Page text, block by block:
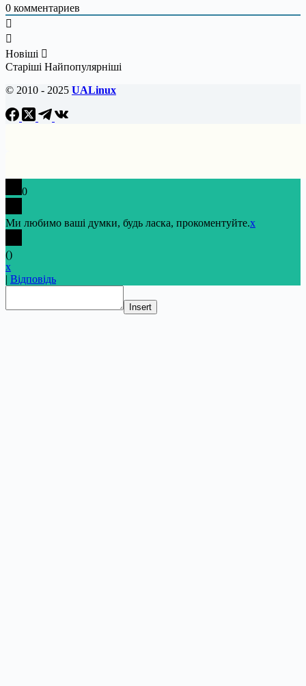
0 комментариев
Новіші
Старіші Найпопулярніші
© 2010 - 2025 UALinux
0
Ми любимо ваші думки, будь ласка, прокоментуйте.x
()
x
| Відповідь
Insert